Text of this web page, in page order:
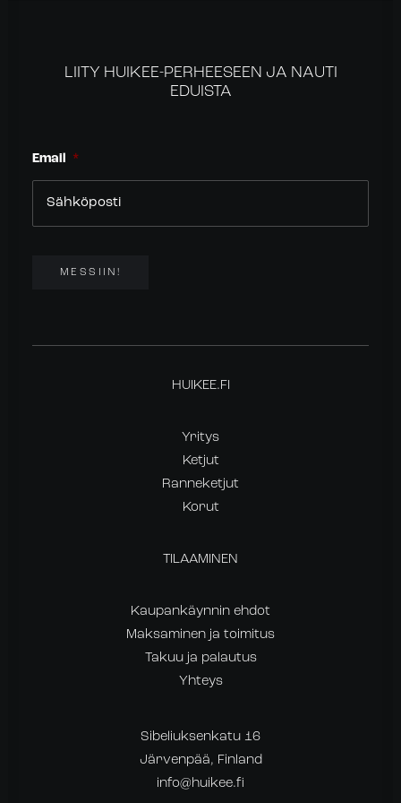
LIITY HUIKEE-PERHEESEEN JA NAUTI
EDUISTA
Email *
MESSIIN!
HUIKEE.FI
Yritys
Ketjut
Ranneketjut
Korut
TILAAMINEN
Kaupankäynnin ehdot
Maksaminen ja toimitus
Takuu ja palautus
Yhteys
Sibeliuksenkatu 16
Järvenpää, Finland
info@huikee.fi